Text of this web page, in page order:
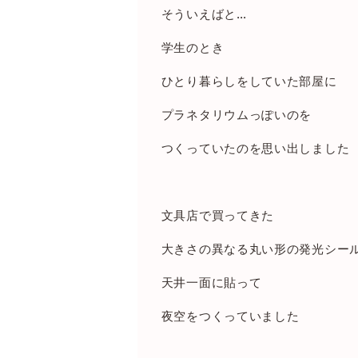
そういえばと …
学生のとき
ひとり暮らしをしていた部屋に
プラネタリウムっぽいのを
つくっていたのを思い出しました
文具店で買ってきた
大きさの異なる丸い形の発光シー
天井一面に貼って
夜空をつくっていました